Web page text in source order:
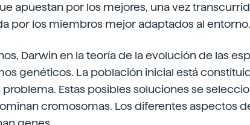
apuestan por los mejores, una vez
por los miembros mejor adaptados al entorno.
Darwin en la teoría de la evolución de las
genéticos. La población inicial está
Estas posibles soluciones se
cromosomas. Los diferentes aspectos